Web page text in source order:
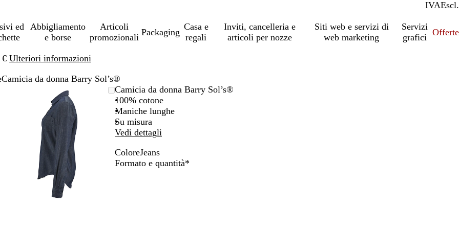
IVAIncl.
Escl.
ed
Abbigliamento
e borse
Articoli
promozionali
Packaging
Casa e
regali
Inviti, cancelleria e
articoli per nozze
Siti web e servizi di
web marketing
Servizi
grafici
Offerte
€ Ulteriori informazioni
Camicia da donna Barry Sol’s®
L’immagine
può
essere
ingrandita
Ingrandito
a
minimo
Clicca
per
allargare
Usa
i
comandi
per
ingrandire
o
ridurre
e
Camicia da donna Barry Sol’s®
100% cotone
Maniche lunghe
Su misura
Vedi dettagli
ColoreJeans
J
Formato e quantità*